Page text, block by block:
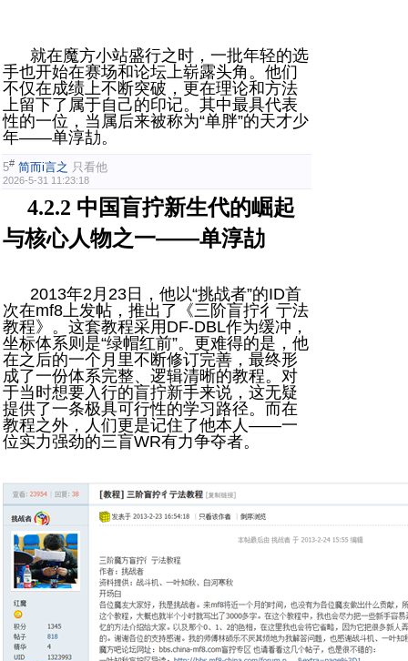
就在魔方小站盛行之时，一批年轻的选
手也开始在赛场和论坛上崭露头角。他们
不仅在成绩上不断突破，更在理论和方法
上留下了属于自己的印记。其中最具代表
性的一位，当属后来被称为“单胖”的天才少
年——单淳劼。
5# 简而i言之 只看他
2026-5-31 11:23:18
4.2.2 中国盲拧新生代的崛起
与核心人物之一——单淳劼
2013年2月23日，他以“挑战者”的ID首
次在mf8上发帖，推出了《三阶盲拧彳亍法
教程》。这套教程采用DF-DBL作为缓冲，
坐标体系则是“绿帽红前”。更难得的是，他
在之后的一个月里不断修订完善，最终形
成了一份体系完整、逻辑清晰的教程。对
于当时想要入行的盲拧新手来说，这无疑
提供了一条极具可行性的学习路径。而在
教程之外，人们更是记住了他本人——一
位实力强劲的三盲WR有力争夺者。